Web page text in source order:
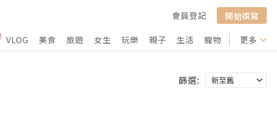
會員登記
開始撰寫
VLOG 美食 旅遊 女生 玩樂 親子 生活 寵物 行山 打卡
更多
篩選: